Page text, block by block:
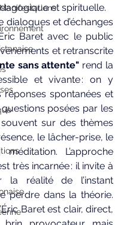
et spirituelle.
dialogues et d’échanges
Baret avec le public
et retranscrite
sans attente" rend la
et vivante : on y
réponses spontanées et
posées par les
sur des thèmes
le lâcher-prise, le
L’approche
très incarnée : il invite à
la réalité de l’instant
perdre dans la théorie.
Baret est clair, direct,